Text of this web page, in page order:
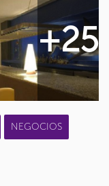
+25
NEGOCIOS